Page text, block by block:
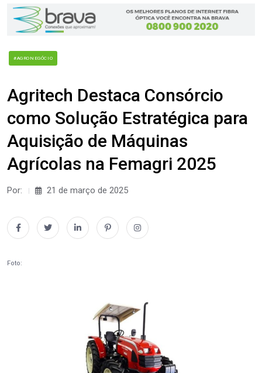
#AGRONEGÓCIO
Agritech Destaca Consórcio
como Solução Estratégica para
Aquisição de Máquinas
Agrícolas na Femagri 2025
Por: 21 de março de 2025
Foto: